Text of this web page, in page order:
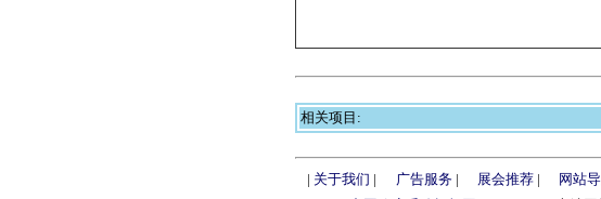
相关项目:
| 关于我们 | 广告服务| 展会推荐| 网站